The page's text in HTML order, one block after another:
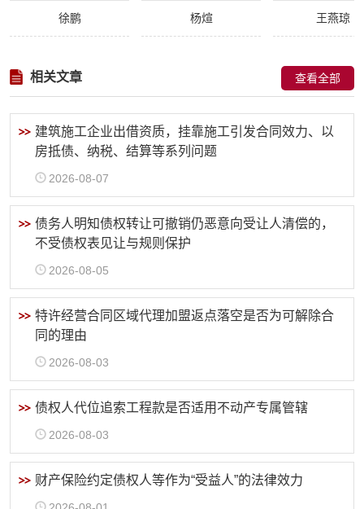
徐鹏 杨煊 王燕琼
查看全部
相关文章
建筑施工企业出借资质，挂靠施工引发合同效力、以
房抵债、纳税、结算等系列问题
2026-08-07
债务人明知债权转让可撤销仍恶意向受让人清偿的，
不受债权表见让与规则保护
2026-08-05
特许经营合同区域代理加盟返点落空是否为可解除合
同的理由
2026-08-03
债权人代位追索工程款是否适用不动产专属管辖
2026-08-03
财产保险约定债权人等作为“受益人”的法律效力